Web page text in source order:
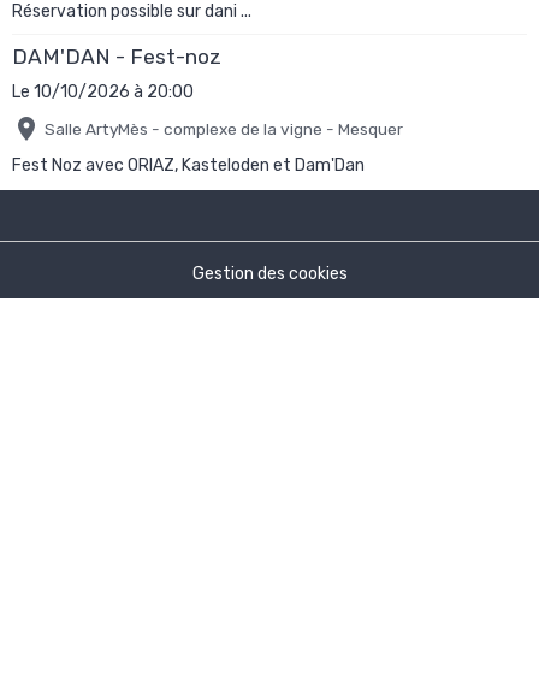
Réservation possible sur dani ...
DAM'DAN - Fest-noz
Le 10/10/2026 à 20:00
Salle ArtyMès - complexe de la vigne - Mesquer
Fest Noz avec ORIAZ, Kasteloden et Dam'Dan
Gestion des cookies